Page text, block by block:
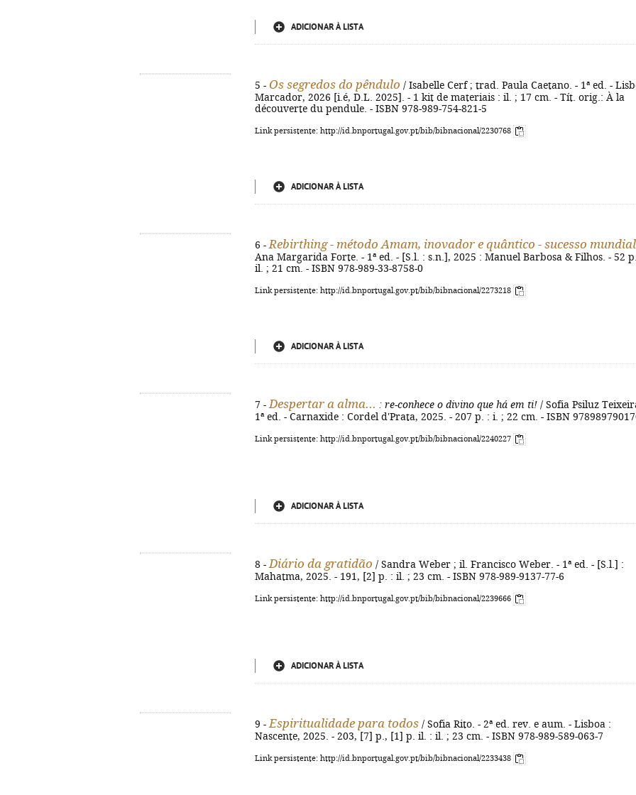
ADICIONAR À LISTA
5 - Os segredos do pêndulo / Isabelle Cerf ; trad. Paula Caetano. - 1ª ed. -
Marcador, 2026 [i.é, D.L. 2025]. - 1 kit de materiais : il. ; 17 cm. - Tít. orig.: À la
découverte du pendule. - ISBN 978-989-754-821-5
Link persistente: http://id.bnportugal.gov.pt/bib/bibnacional/2230768
ADICIONAR À LISTA
6 - Rebirthing - método Amam, inovador e quântico - sucesso mundial
Ana Margarida Forte. - 1ª ed. - [S.l. : s.n.], 2025 : Manuel Barbosa & Filhos. - 52
il. ; 21 cm. - ISBN 978-989-33-8758-0
Link persistente: http://id.bnportugal.gov.pt/bib/bibnacional/2273218
ADICIONAR À LISTA
7 - Despertar a alma... : re-conhece o divino que há em ti! / Sofia Psiluz
1ª ed. - Carnaxide : Cordel d'Prata, 2025. - 207 p. : i. ; 22 cm. - ISBN
Link persistente: http://id.bnportugal.gov.pt/bib/bibnacional/2240227
ADICIONAR À LISTA
8 - Diário da gratidão / Sandra Weber ; il. Francisco Weber. - 1ª ed. - [S.l.] :
Mahatma, 2025. - 191, [2] p. : il. ; 23 cm. - ISBN 978-989-9137-77-6
Link persistente: http://id.bnportugal.gov.pt/bib/bibnacional/2239666
ADICIONAR À LISTA
9 - Espiritualidade para todos / Sofia Rito. - 2ª ed. rev. e aum. - Lisboa :
Nascente, 2025. - 203, [7] p., [1] p. il. : il. ; 23 cm. - ISBN 978-989-589-063-7
Link persistente: http://id.bnportugal.gov.pt/bib/bibnacional/2233438